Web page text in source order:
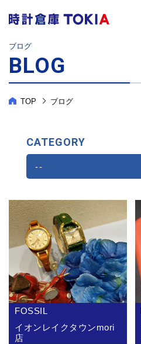
ブログ
BLOG
TOP ブログ
CATEGORY
FOSSIL
イオンレイクタウンmori
店